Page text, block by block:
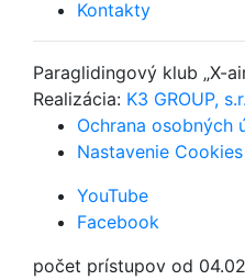
Kontakty
Paraglidingový klub „X-
Realizácia: K3 GROUP,
Ochrana osobných
Nastavenie Cookies
YouTube
Facebook
počet prístupov od